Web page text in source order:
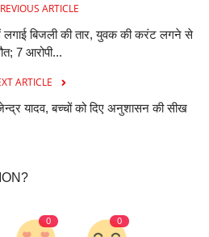
ARTICLE
बिजली की तार, युवक की करंट लगने से
7 आरोपी...
ARTICLE
गजेन्द्र यादव, बच्चों को दिए अनुशासन की सीख
0 0